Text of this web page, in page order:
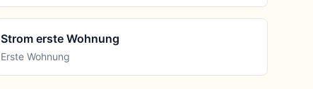
Strom erste Wohnung
Erste Wohnung